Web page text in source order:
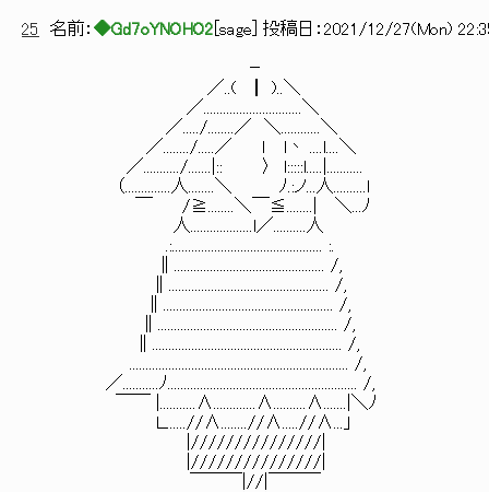
25 名前： ◆Gd7oYNOHO2 sage ] 投稿日： 2021/12/27(Mon)
－
／..( ┃ )..＼
／..............................＼
／...../........／ ＼............＼
／......../.....／ ｌ l丶 ....l....＼
／.........../.......|:: 〉 l:::::l.....|...........
（..............人........＼ ﾉ.:ノ...人..........l
￣ /≧........＼￣≦........| ＼...ﾉ
人...................l／..........人
.:.............................................. :.
∥.............................................. /,
∥................................................. /,
∥.................................................... /,
∥....................................................... /,
∥.......................................................... /,
................................................................... /,
／...........ﾉ.......................................................... /,
￣￣ |...........∧.............∧..........∧.......|＼ﾉ
Ｌ......//∧........//∧.....//∧...」
|///////////////|
|///////////////|
￣￣￣|//|￣￣￣